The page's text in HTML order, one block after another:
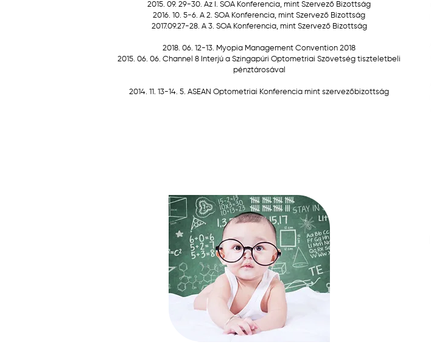
2015. 09. 29-30. Az I. SOA Konferencia, mint Szervező Bizottság
2016. 10. 5-6. A 2. SOA Konferencia, mint Szervező Bizottság
2017.09.27-28. A 3. SOA Konferencia, mint Szervező Bizottság
2018. 06. 12-13. Myopia Management Convention 2018
2015. 06. 06. Channel 8 Interjú a Szingapúri Optometriai Szövetség tiszteletbeli
pénztárosával
2014. 11. 13-14. 5. ASEAN Optometriai Konferencia mint szervezőbizottság